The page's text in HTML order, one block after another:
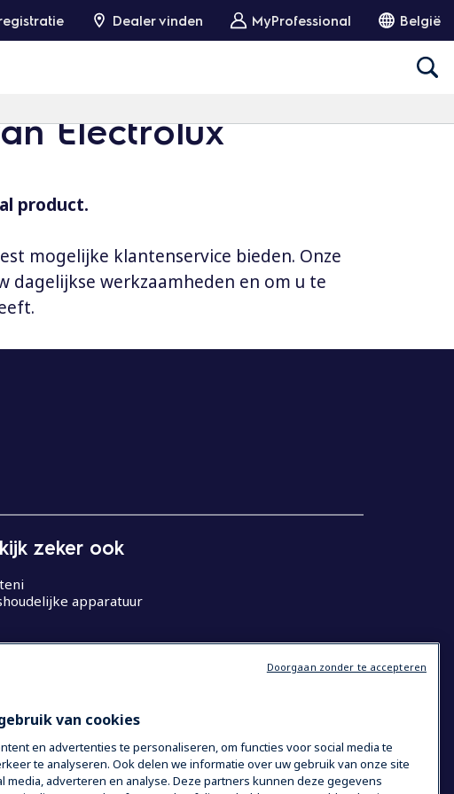
Dealer vinden MyProfessional België
Electrolux
product.
mogelijke klantenservice bieden. Onze
dagelijkse werkzaamheden en om u te
zeker ook
apparatuur
van cookies
en advertenties te personaliseren, om functies voor social media te
te analyseren. Ook delen we informatie over uw gebruik van onze site
media, adverteren en analyse. Deze partners kunnen deze gegevens
Doorgaan zonder te accepteren